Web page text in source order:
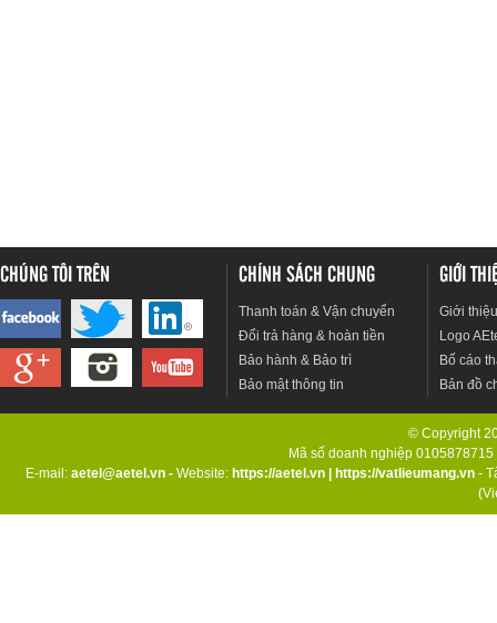
CHÚNG TÔI TRÊN CHÍNH SÁCH CHUNG
Thanh toán & Vận chuyển
Đổi trả hàng & hoàn tiền
Bảo hành & Bảo trì
Bảo mật thông tin
GIỚI
Giới
Logo
Bố cáo
Bản đồ
© Copyright
Mã số doanh nghiệp
E-mail: aetel@aetel.vn - Website: https://aetel.vn https://vatlieumang.vn -